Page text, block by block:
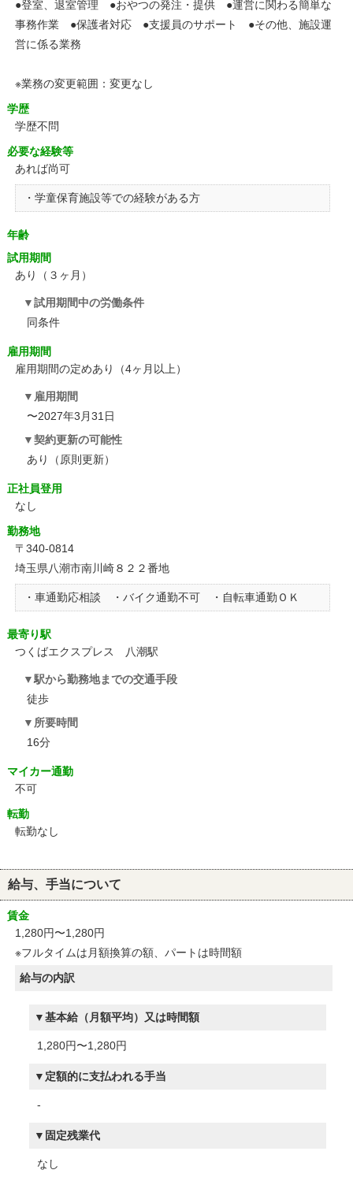
●登室、退室管理 ●おやつの発注・提供 ●運営に関わる簡単な
事務作業 ●保護者対応 ●支援員のサポート ●その他、施設運
営に係る業務
※業務の変更範囲：変更なし
学歴
学歴不問
必要な経験等
あれば尚可
・学童保育施設等での経験がある方
年齢
試用期間
あり（３ヶ月）
試用期間中の労働条件
同条件
雇用期間
雇用期間の定めあり（4ヶ月以上）
雇用期間
〜2027年3月31日
契約更新の可能性
あり（原則更新）
正社員登用
なし
勤務地
〒340-0814
埼玉県八潮市南川崎８２２番地
・車通勤応相談 ・バイク通勤不可 ・自転車通勤ＯＫ
最寄り駅
つくばエクスプレス 八潮駅
駅から勤務地までの交通手段
徒歩
所要時間
16分
マイカー通勤
不可
転勤
転勤なし
給与、手当について
賃金
1,280円〜1,280円
※フルタイムは月額換算の額、パートは時間額
給与の内訳
基本給（月額平均）又は時間額
1,280円〜1,280円
定額的に支払われる手当
-
固定残業代
なし